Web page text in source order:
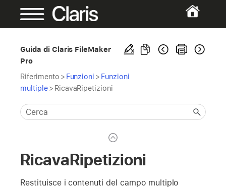
Guida di Claris FileMaker
Pro
Riferimento > Funzioni > Funzioni
multiple> RicavaRipetizioni
RicavaRipetizioni
Restituisce i contenuti del campo multiplo